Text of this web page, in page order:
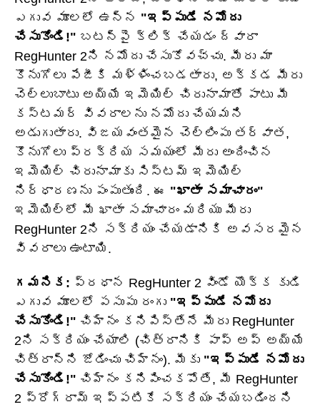
ఎగువ మూలలో ఉన్న "ఇప్పుడే నమోదు
చేసుకోండి!" బటన్‌పై క్లిక్ చేయడం ద్వారా
RegHunter 2ని నమోదు చేసుకోవచ్చు. మీరు మా
కొనుగోలు పేజీకి మళ్ళించబడతారు, అక్కడ మీరు
చెల్లుబాటు అయ్యే ఇమెయిల్ చిరునామాతో పాటు మీ
కస్టమర్ వివరాలను నమోదు చేయమని
అడుగుతారు. విజయవంతమైన చెల్లింపు తర్వాత,
కొనుగోలు ప్రక్రియ సమయంలో మీరు అందించిన
ఇమెయిల్ చిరునామాకు సిస్టమ్ ఇమెయిల్
నిర్ధారణను పంపుతుంది. ఈ "ఖాతా సమాచారం"
ఇమెయిల్‌లో మీ ఖాతా సమాచారం మరియు మీరు
RegHunter 2ని సక్రియం చేయడానికి అవసరమైన
వివరాలు ఉంటాయి.
గమనిక: ప్రధాన RegHunter 2 విండో యొక్క కుడి
ఎగువ మూలలో పసుపు రంగు "ఇప్పుడే నమోదు
చేసుకోండి!" చిహ్నం కనిపిస్తేనే మీరు RegHunter
2ని సక్రియం చేయాలి (చిత్రానికి పాప్ అప్ అయ్యే
చిత్రాన్ని జోడించు చిహ్నం). మీకు "ఇప్పుడే నమోదు
చేసుకోండి!" చిహ్నం కనిపించకపోతే, మీ RegHunter
2 ప్రోగ్రామ్ ఇప్పటికే సక్రియం చేయబడిందని